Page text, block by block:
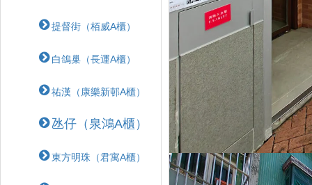
提督街（栢威A櫃）
白鴿巢（長運A櫃）
祐漢（康樂新邨A櫃）
氹仔（泉鴻A櫃）
東方明珠（君寓A櫃）